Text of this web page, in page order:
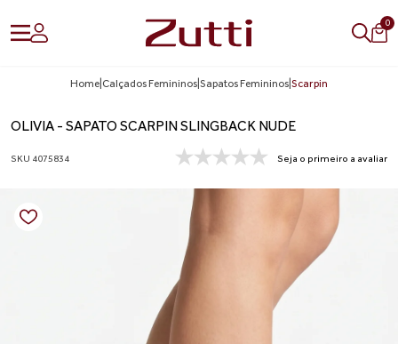
0
Home Calçados Femininos Sapatos Femininos Scarpin
OLIVIA - SAPATO SCARPIN SLINGBACK NUDE
SKU 4075834 Seja o primeiro a avaliar